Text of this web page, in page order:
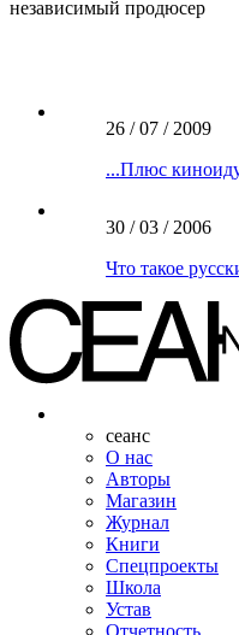
независимый продюсер
26 / 07 / 2009
...Плюс
30 / 03 / 2006
Что такое
сеанс
О нас
Авторы
Магазин
Журнал
Книги
Спецпроекты
Школа
Устав
Отчетность